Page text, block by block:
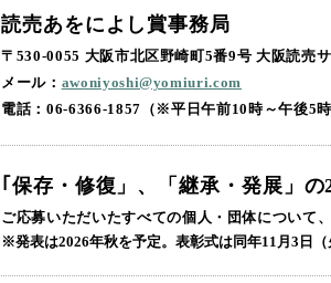
読売あをによし賞事務局
〒530-0055 大阪市北区野崎町5番9号 大阪読売
メール： awoniyoshi@yomiuri.com
電話：06-6366-1857（※平日午前10時～午後5時
｢保存・修復」、「継承・発展」の
ご応募いただいたすべての個人・団体について
※発表は2026年秋を予定。表彰式は同年11月3日